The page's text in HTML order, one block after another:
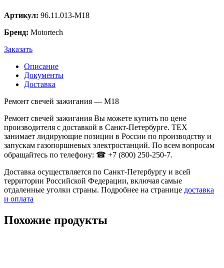
Артикул: 96.11.013-M18
Бренд: Motortech
Заказать
Описание
Документы
Доставка
Ремонт свечей зажигания — M18
Ремонт свечей зажигания Вы можете купить по цене
производителя с доставкой в Санкт-Петербурге. ТЕХ
занимает лидирующие позиции в России по производству и
запускам газопоршневых электростанций. По всем вопросам
обращайтесь по телефону: ☎ +7 (800) 250-250-7.
Доставка осуществляется по Санкт-Петербургу и всей
территории Российской Федерации, включая самые
отдаленные уголки страны. Подробнее на странице доставка
и оплата
Похожие продукты